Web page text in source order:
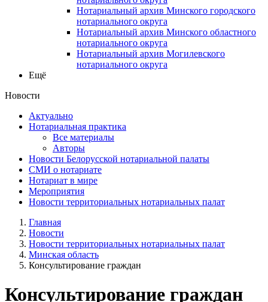
Нотариальный архив Минского городского
нотариального округа
Нотариальный архив Минского областного
нотариального округа
Нотариальный архив Могилевского
нотариального округа
Ещё
Новости
Актуально
Нотариальная практика
Все материалы
Авторы
Новости Белорусской нотариальной палаты
СМИ о нотариате
Нотариат в мире
Мероприятия
Новости территориальных нотариальных палат
Главная
Новости
Новости территориальных нотариальных палат
Минская область
Консультирование граждан
Консультирование граждан